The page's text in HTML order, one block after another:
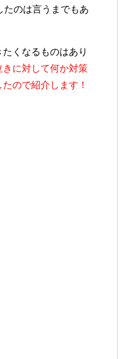
のは言うまでもあ
くなるものはあり
に対して何か対策
ので紹介します！